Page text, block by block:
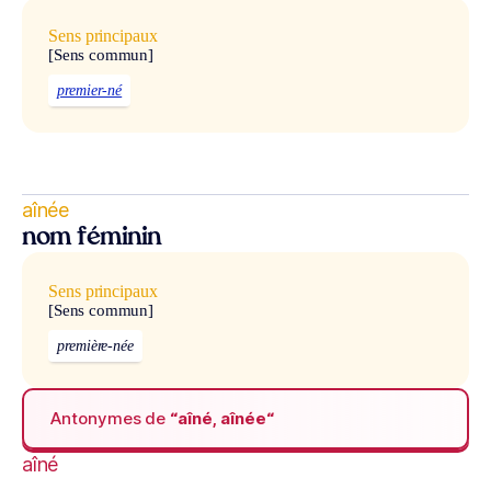
Sens principaux
[Sens commun]
premier-né
aînée
nom féminin
Sens principaux
[Sens commun]
première-née
Antonymes de “aîné, aînée“
aîné